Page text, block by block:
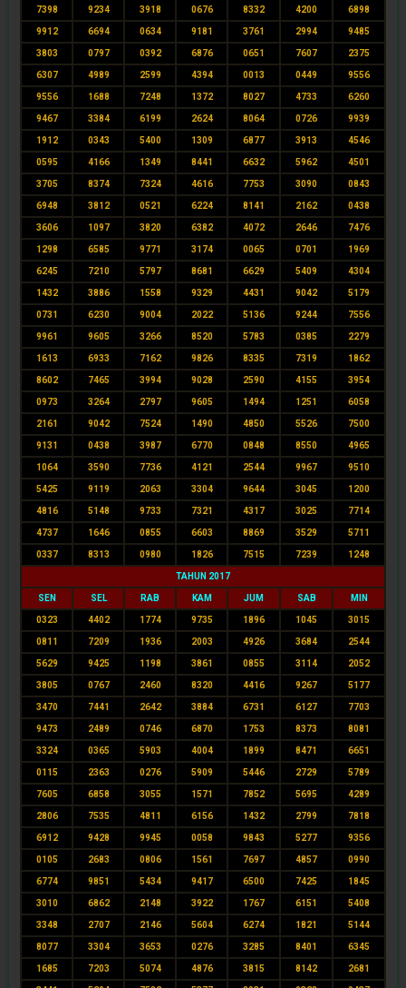
7398 9234 3918 0676 8332 4200 6898
9912 6694 0634 9181 3761 2994 9485
3803 0797 0392 6876 0651 7607 2375
6307 4989 2599 4394 0013 0449 9556
9556 1688 7248 1372 8027 4733 6260
9467 3384 6199 2624 8064 0726 9939
1912 0343 5400 1309 6877 3913 4546
0595 4166 1349 8441 6632 5962 4501
3705 8374 7324 4616 7753 3090 0843
6948 3812 0521 6224 8141 2162 0438
3606 1097 3820 6382 4072 2646 7476
1298 6585 9771 3174 0065 0701 1969
6245 7210 5797 8681 6629 5409 4304
1432 3886 1558 9329 4431 9042 5179
0731 6230 9004 2022 5136 9244 7556
9961 9605 3266 8520 5783 0385 2279
1613 6933 7162 9826 8335 7319 1862
8602 7465 3994 9028 2590 4155 3954
0973 3264 2797 9605 1494 1251 6058
2161 9042 7524 1490 4850 5526 7500
9131 0438 3987 6770 0848 8550 4965
1064 3590 7736 4121 2544 9967 9510
5425 9119 2063 3304 9644 3045 1200
4816 5148 9733 7321 4317 3025 7714
4737 1646 0855 6603 8869 3529 5711
0337 8313 0980 1826 7515 7239 1248
TAHUN 2017
SEN SEL RAB KAM JUM SAB MIN
0323 4402 1774 9735 1896 1045 3015
0811 7209 1936 2003 4926 3684 2544
5629 9425 1198 3861 0855 3114 2052
3805 0767 2460 8320 4416 9267 5177
3470 7441 2642 3884 6731 6127 7703
9473 2489 0746 6870 1753 8373 8081
3324 0365 5903 4004 1899 8471 6651
0115 2363 0276 5909 5446 2729 5789
7605 6858 3055 1571 7852 5695 4289
2806 7535 4811 6156 1432 2799 7818
6912 9428 9945 0058 9843 5277 9356
0105 2683 0806 1561 7697 4857 0990
6774 9851 5434 9417 6500 7425 1845
3010 6862 2148 3922 1767 6151 5408
3348 2707 2146 5604 6274 1821 5144
8077 3304 3653 0276 3285 8401 6345
1685 7203 5074 4876 3815 8142 2681